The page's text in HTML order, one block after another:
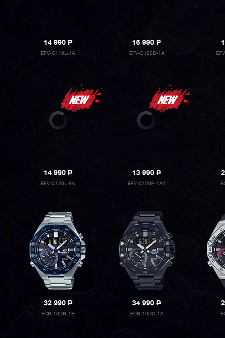
14 990P
EFV-C110L-1A
16 990P
EFV-C120D-1A
14 990P
EFV-C120L-8A
13 990P
EFV-C120P-1A2
32 990P
ECB-10DB-1B
34 990P
ECB-10DC-1A